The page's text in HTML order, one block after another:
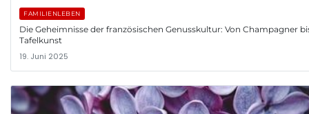
FAMILIENLEBEN
Die Geheimnisse der französischen Genusskultur: Von Champagner
Tafelkunst
19. Juni 2025